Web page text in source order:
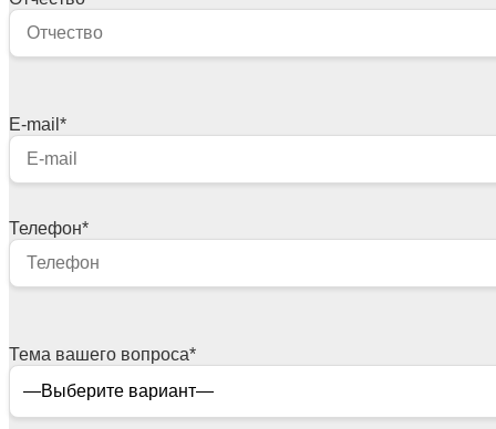
E-mail *
Телефон*
Тема вашего вопроса*